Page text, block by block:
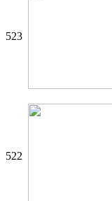
523
522